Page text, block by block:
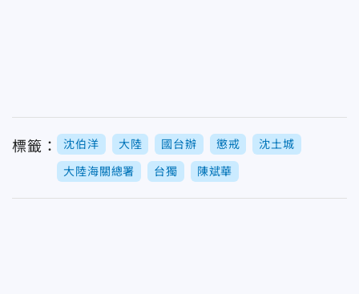
標籤： 沈伯洋 大陸 國台辦 懲戒 沈土城
大陸海關總署 台獨 陳斌華